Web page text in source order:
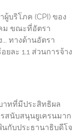
ผู้บริโภค (CPI) ของ
ม ขณะที่อัตรา
ทางด้านอัตรา
ยละ 1.1 ส่วนการจ้าง
าทที่มีประสิทธิผล
สนับสนุนยูเครนมาก
กับประธานาธิบดีโจ